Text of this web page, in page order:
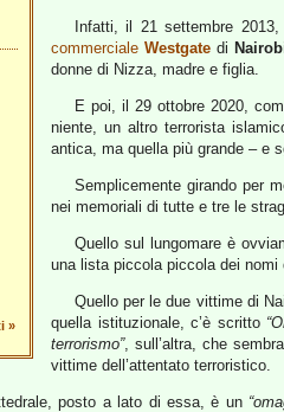
»
Infatti, il 21 settembre
commercialeWestgate di
donne di Nizza, madre e figlia.
E poi, il 29 ottobre 2020,
niente, un altro terrorista
antica, ma quella più grande – e
Semplicemente girando per
nei memoriali di tutte e tre le
Quello sul lungomare è
una lista piccola piccola dei
Quello per le due vittime di
quella istituzionale, c’è scritto
terrorismo”, sull’altra, che
vittime dell’attentato terroristico.
posto a lato di essa, è un